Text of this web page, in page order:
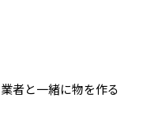
者と一緒に物を作る